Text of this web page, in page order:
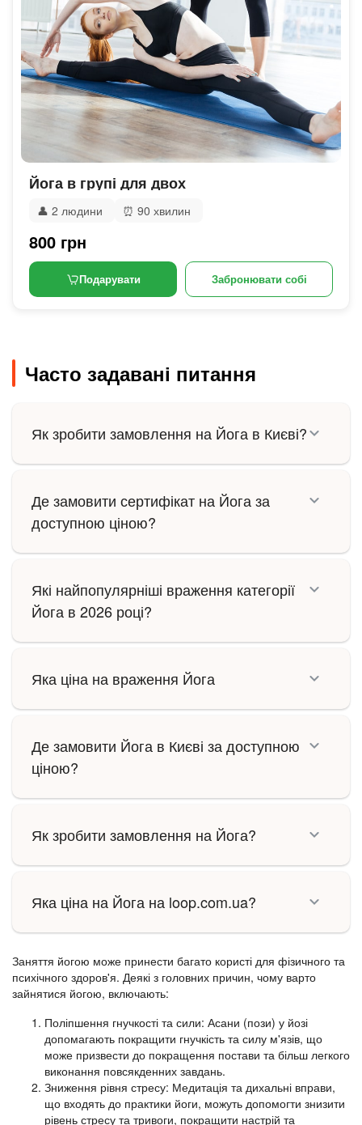
Йога в групі для двох
👤 2 людини ⏰ 90 хвилин
800 грн
Подарувати Забронювати собі
Часто задавані питання
Як зробити замовлення на Йога в Києві?
Де замовити сертифікат на Йога за
доступною ціною?
Які найпопулярніші враження категорії
Йога в 2026 році?
Яка ціна на враження Йога
Де замовити Йога в Києві за доступною
ціною?
Як зробити замовлення на Йога?
Яка ціна на Йога на loop.com.ua?
Заняття йогою може принести багато користі для фізичного та
психічного здоров'я. Деякі з головних причин, чому варто
зайнятися йогою, включають:
Поліпшення гнучкості та сили: Асани (пози) у йозі
допомагають покращити гнучкість та силу м'язів, що
може призвести до покращення постави та більш легкого
виконання повсякденних завдань.
Зниження рівня стресу: Медитація та дихальні вправи,
що входять до практики йоги, можуть допомогти знизити
рівень стресу та тривоги, покращити настрій та